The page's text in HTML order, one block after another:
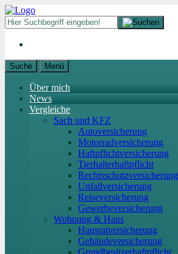
Suche Menü
Über mich
News
Vergleiche
Sach und KFZ
Autoversicherung
Motorradversicherung
Haftpflichtversicherung
Tierhalterhaftpflicht
Rechtsschutzversicherung
Unfallversicherung
Reiseversicherung
Gewerbeversicherung
Wohnung & Haus
Hausratversicherung
Gebäudeversicherung
Grundbesitzerhaftpflicht